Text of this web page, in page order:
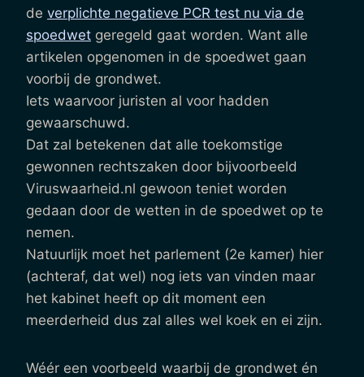
de verplichte negatieve PCR test nu via de
spoedwet geregeld gaat worden. Want alle
artikelen opgenomen in de spoedwet gaan
voorbij de grondwet.
Iets waarvoor juristen al voor hadden
gewaarschuwd.
Dat zal betekenen dat alle toekomstige
gewonnen rechtszaken door bijvoorbeeld
Viruswaarheid.nl gewoon teniet worden
gedaan door de wetten in de spoedwet op te
nemen.
Natuurlijk moet het parlement (2e kamer) hier
(achteraf, dat wel) nog iets van vinden maar
het kabinet heeft op dit moment een
meerderheid dus zal alles wel koek en ei zijn.
Wéér een voorbeeld waarbij de grondwet én